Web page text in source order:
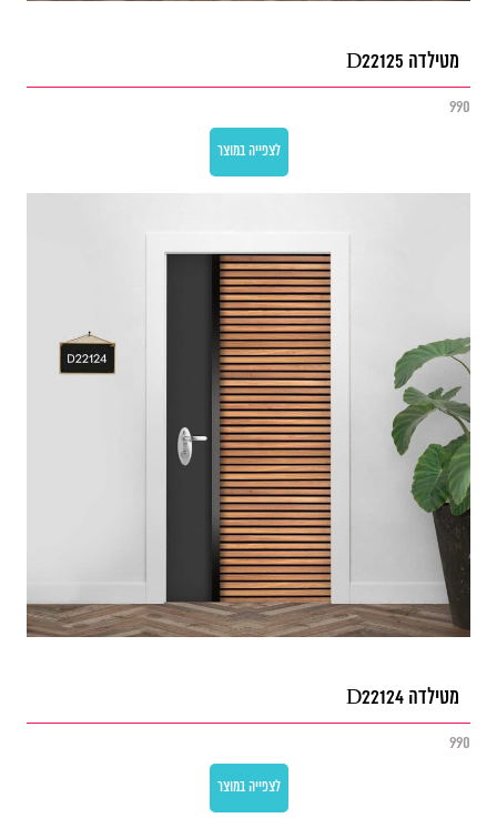
מטילדה D22125
990
לצפייה במוצר
מטילדה D22124
990
לצפייה במוצר